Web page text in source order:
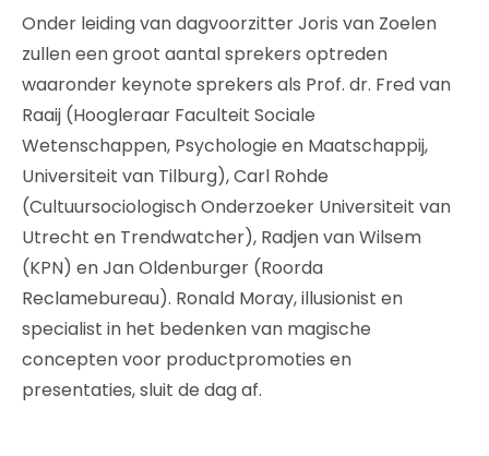
Onder leiding van dagvoorzitter Joris van Zoelen
zullen een groot aantal sprekers optreden
waaronder keynote sprekers als Prof. dr. Fred van
Raaij (Hoogleraar Faculteit Sociale
Wetenschappen, Psychologie en Maatschappij,
Universiteit van Tilburg), Carl Rohde
(Cultuursociologisch Onderzoeker Universiteit van
Utrecht en Trendwatcher), Radjen van Wilsem
(KPN) en Jan Oldenburger (Roorda
Reclamebureau). Ronald Moray, illusionist en
specialist in het bedenken van magische
concepten voor productpromoties en
presentaties, sluit de dag af.